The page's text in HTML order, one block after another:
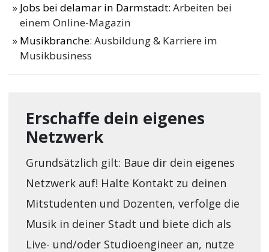
Jobs bei delamar in Darmstadt: Arbeiten bei
einem Online-Magazin
Musikbranche: Ausbildung & Karriere im
Musikbusiness
Erschaffe dein eigenes
Netzwerk
Grundsätzlich gilt: Baue dir dein eigenes
Netzwerk auf! Halte Kontakt zu deinen
Mitstudenten und Dozenten, verfolge die
Musik in deiner Stadt und biete dich als
Live- und/oder Studioengineer an, nutze